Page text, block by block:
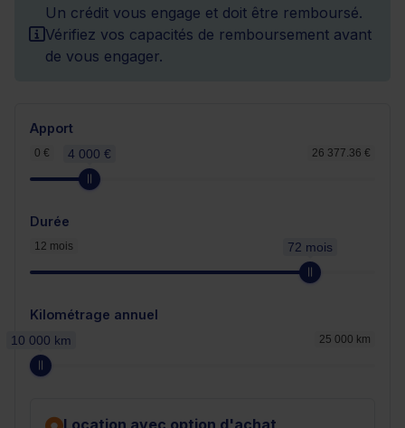
Un crédit vous engage et doit être remboursé.
Vérifiez vos capacités de remboursement avant
de vous engager.
Apport
0 € 26 377.36 €
4 000 €
Durée
12 mois 72 mois
Kilométrage annuel
25 000 km
10 000 km
Location avec option d'achat